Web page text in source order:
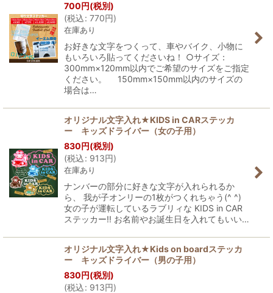
700円(税別)
(税込: 770円)
在庫あり
お好きな文字をつくって、車やバイク、小物に
もいろいろ貼ってくださいね！ ○サイズ：
300mm×120mm以内でご希望のサイズをご指定
ください。 150mm×150mm以内のサイズの
場合は…
オリジナル文字入れ★KIDS in CARステッカ
ー キッズドライバー（女の子用）
830円(税別)
(税込: 913円)
在庫あり
ナンバーの部分に好きな文字が入れられるか
ら、 我が子オンリーの1枚がつくれちゃう(^ ^)
女の子が運転しているラブリィな KIDS in CAR
ステッカー!! お名前やお誕生日を入れてもいい…
オリジナル文字入れ★Kids on boardステッカ
ー キッズドライバー（男の子用）
830円(税別)
(税込: 913円)